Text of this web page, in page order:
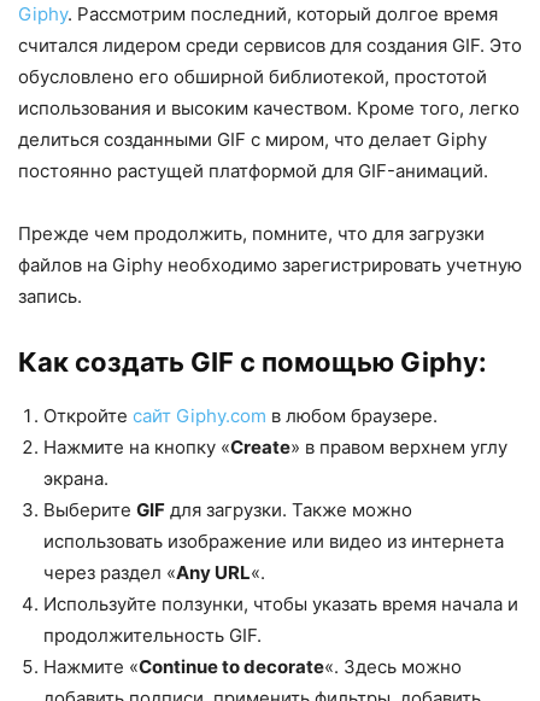
Giphy. Рассмотрим последний, который долгое время
считался лидером среди сервисов для создания GIF. Это
обусловлено его обширной библиотекой, простотой
использования и высоким качеством. Кроме того, легко
делиться созданными GIF с миром, что делает Giphy
постоянно растущей платформой для GIF-анимаций.
Прежде чем продолжить, помните, что для загрузки
файлов на Giphy необходимо зарегистрировать учетную
запись.
Как создать GIF с помощью Giphy:
Откройте сайт Giphy.com в любом браузере.
Нажмите на кнопку «Create» в правом верхнем углу
экрана.
Выберите GIF для загрузки. Также можно
использовать изображение или видео из интернета
через раздел «Any URL«.
Используйте ползунки, чтобы указать время начала и
продолжительность GIF.
Нажмите «Continue to decorate«. Здесь можно